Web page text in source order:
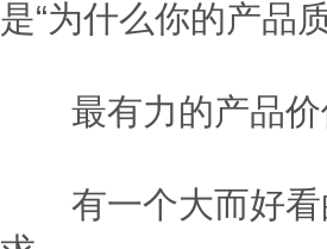
是“为什么你的产品
最有力的产品价
有一个大而好看